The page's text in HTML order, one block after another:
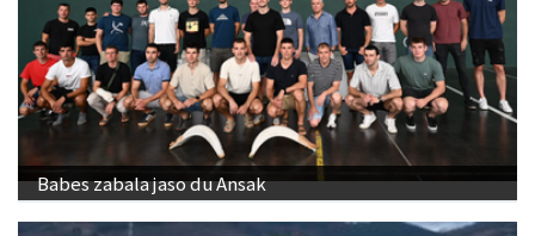
Babes zabala jaso du Ansak